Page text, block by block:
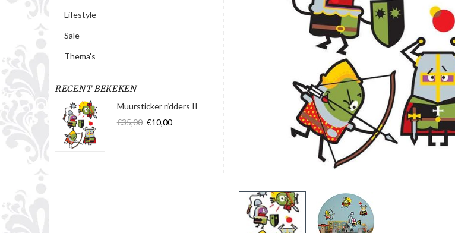
Lifestyle
Sale
Thema's
RECENT BEKEKEN
Muursticker ridders II
€35,00 €10,00